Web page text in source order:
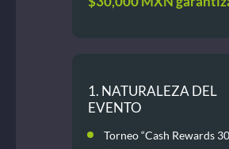
1. NATURALEZA DEL
EVENTO
Torneo “Cash Rewards